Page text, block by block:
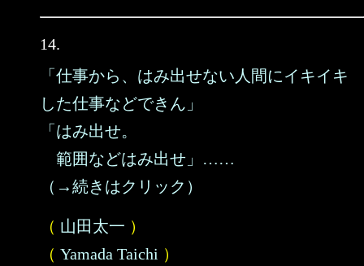
14.
「仕事から、はみ出せない人間にイキイキ
した仕事などできん」
「はみ出せ。
範囲などはみ出せ」……
（→続きはクリック）
（ 山田太一 ）
（ Yamada Taichi ）